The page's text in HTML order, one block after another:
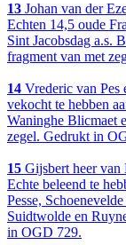
13 Johan van der
Echten 14,5 oude
Sint Jacobsdag a.s.
fragment van met
14 Vrederic van
vekocht te hebben
Waninghe Blicmaet
zegel. Gedrukt in
15 Gijsbert heer van
Echte beleend te
Pesse,
Suidtwolde en
in OGD 729.